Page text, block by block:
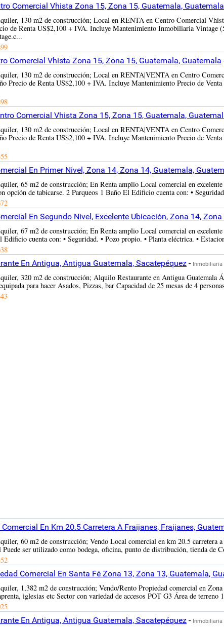
Comercial Vhista Zona 15, Zona 15, Guatemala, Guatemala
130 m2 de construcción; Local en RENTA en Centro Comercial
de Renta US$2,100 + IVA. Incluye Mantenimiento Inmobiliaria Vintage
Comercial Vhista Zona 15, Zona 15, Guatemala, Guatemala
130 m2 de construcción; Local en RENTA|VENTA en Centro
Precio de Renta US$2,100 + IVA. Incluye Mantenimiento Precio de
Comercial Vhista Zona 15, Zona 15, Guatemala,
130 m2 de construcción; Local en RENTA|VENTA en Centro
Precio de Renta US$2,100 + IVA. Incluye Mantenimiento Precio de
En Primer Nivel, Zona 14, Zona 14, Guatemala,
65 m2 de construcción; En Renta amplio Local comercial en
opción de tabicarse. 2 Parqueos 1 Baño El Edificio cuenta con: •
En Segundo Nivel, Excelente Ubicación, Zona 14,
67 m2 de construcción; En Renta amplio Local comercial en
Edificio cuenta con: • Seguridad. • Pozo propio. • Planta eléctrica. •
En Antigua, Antigua Guatemala, Sacatepéquez-
320 m2 de construcción; Alquilo Restaurante en Antigua Guatemala
para hacer Asados, Pizzas, bar Capacidad de 25 mesas de 4
En Km 20.5 Carretera A Fraijanes, Fraijanes,
60 m2 de construcción; Vendo Local comercial en km 20.5 carretera
ser utilizado como bodega, oficina, punto de distribución, tienda de
Comercial En Santa Fé Zona 13, Zona 13, Guatemala,
1,382 m2 de construcción; Vendo/Rento Propiedad comercial en
iglesias etc Sector con variedad de accesos POT G3 Área de
En Antigua, Antigua Guatemala, Sacatepéquez-